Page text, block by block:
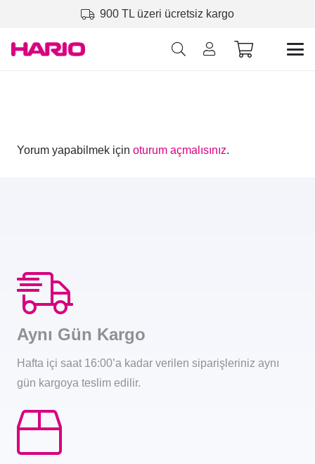
900 TL üzeri ücretsiz kargo
Yorum yapabilmek için oturum açmalısınız.
Aynı Gün Kargo
Hafta içi saat 16:00’a kadar verilen siparişleriniz aynı
gün kargoya teslim edilir.